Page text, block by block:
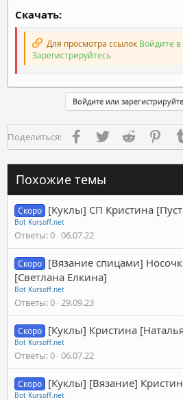
Скачать:
Для просмотра ссылок Войдите в
Зарегистрируйтесь
Войдите или
Поделиться: FacebookTwitter Reddit
Похожие темы
Скоро [Куклы] СП Кристина
Bot Kursoff.net
Ответы 0 06.07.22
Скоро [Вязание спицами]
[Светлана Елкина]
Bot Kursoff.net
Ответы 0 29.09.23
Скоро [Куклы] Кристина
Bot Kursoff.net
Ответы 0 06.07.22
Скоро [Куклы] [Вязание]
Bot Kursoff.net